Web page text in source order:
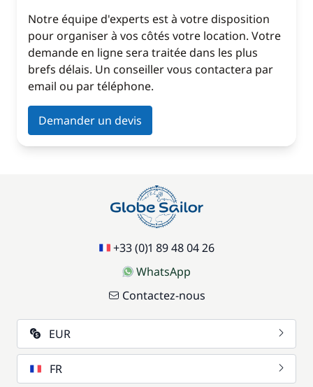
Notre équipe d'experts est à votre disposition
pour organiser à vos côtés votre location. Votre
demande en ligne sera traitée dans les plus
brefs délais. Un conseiller vous contactera par
email ou par téléphone.
Demander un devis
+33 (0)1 89 48 04 26
WhatsApp
Contactez-nous
EUR
FR